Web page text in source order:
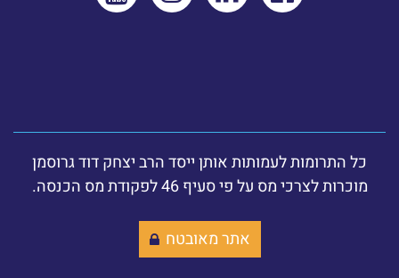
אתר מאובטח
כל התרומות לעמותות אותן ייסד הרב יצחק דוד גרוסמן
מוכרות לצרכי מס על פי סעיף 46 לפקודת מס הכנסה.